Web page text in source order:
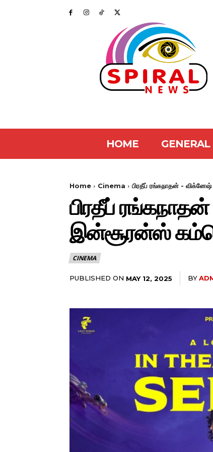
HOME GENERAL
Home Cinema பிரதீப் ரங்கநாதன் -
பிரதீப்
இன்சூரன்ஸ்
CINEMA
PUBLISHED ON MAY 12, 2025 BY